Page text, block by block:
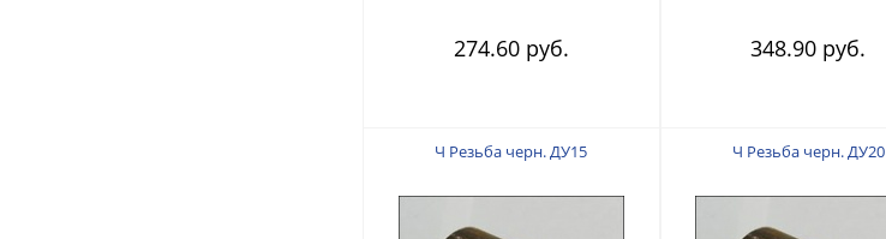
274.60 руб. 348.90 руб.
Ч Резьба черн. ДУ15 Ч Резьба черн. ДУ20